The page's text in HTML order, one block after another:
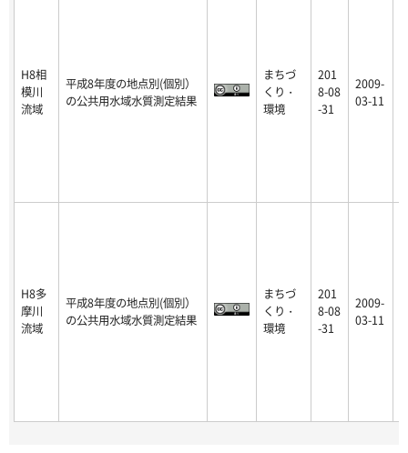
H8相
模川
流域
平成8年度の地点別(個別）
の公共用水域水質測定結果
まちづ
くり・
環境
201
8-08
-31
2009-
03-11
H8多
摩川
流域
平成8年度の地点別(個別）
の公共用水域水質測定結果
まちづ
くり・
環境
201
8-08
-31
2009-
03-11